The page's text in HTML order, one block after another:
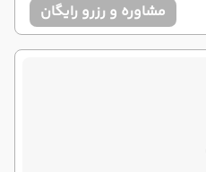
مشاوره و رزرو رایگان